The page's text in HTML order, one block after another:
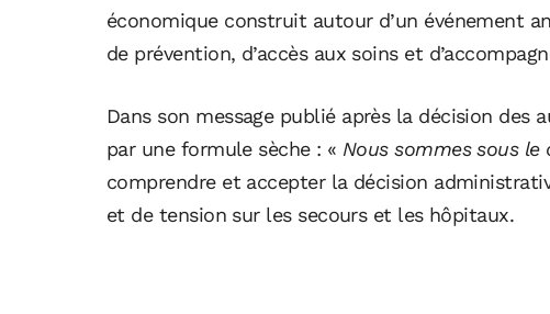
économique construit autour d’un événement
de prévention, d’accès aux soins et
Dans son message publié après la décision des
par une formule sèche : « Nous sommes sous le
comprendre et accepter la décision
et de tension sur les secours et les hôpitaux.